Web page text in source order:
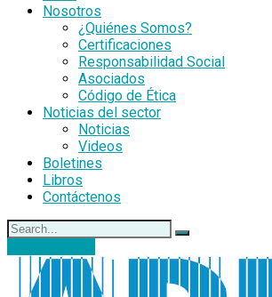
Nosotros
¿Quiénes Somos?
Certificaciones
Responsabilidad Social
Asociados
Código de Ética
Noticias del sector
Noticias
Videos
Boletines
Libros
Contáctenos